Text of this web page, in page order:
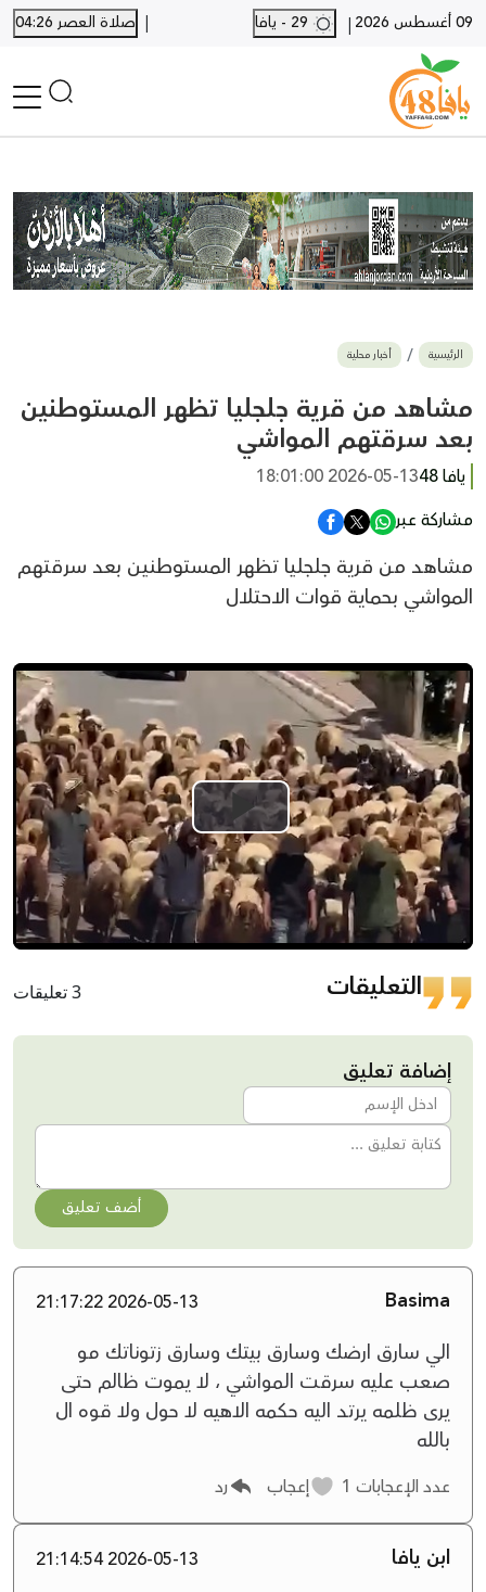
09 أغسطس 2026 |
| صلاة العصر 04:26
أخبار محلية
أخبار يافا
SHORTS
أخبار اللد والرملة
بيع وشراء
أخبار القدس
وفيات
المزيد
ارسل خبر
الرئيسية أخبار محلية
مشاهد من قرية جلجليا تظهر المستوطنين
بعد سرقتهم المواشي
يافا 48
2026-05-13 18:01:00
مشاركة عبر
مشاهد من قرية جلجليا تظهر المستوطنين بعد سرقتهم
المواشي بحماية قوات الاحتلال
Play
Video
التعليقات 3 تعليقات
إضافة تعليق
أضف تعليق
Basima
2026-05-13 21:17:22
الي سارق ارضك وسارق بيتك وسارق زتوناتك مو
صعب عليه سرقت المواشي ، لا يموت ظالم حتى
يرى ظلمه يرتد اليه حكمه الاهيه لا حول ولا قوه ال
بالله
عدد الإعجابات إعجاب رد
ابن يافا 2026-05-13 21:14:54